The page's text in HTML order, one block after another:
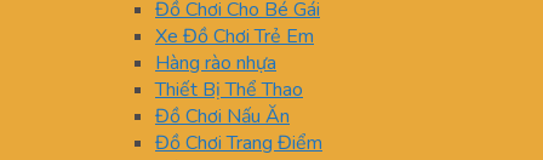
Đồ Chơi Cho Bé Gái
Xe Đồ Chơi Trẻ Em
Hàng rào nhựa
Thiết Bị Thể Thao
Đồ Chơi Nấu Ăn
Đồ Chơi Trang Điểm